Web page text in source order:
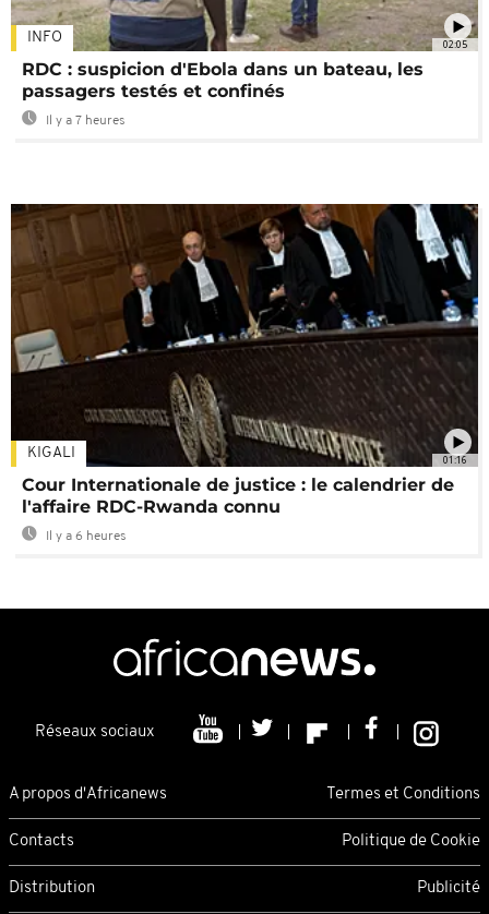
02:05
INFO
RDC : suspicion d'Ebola dans un bateau, les
passagers testés et confinés
Il y a 7 heures
01:16
KIGALI
Cour Internationale de justice : le calendrier de
l'affaire RDC-Rwanda connu
Il y a 6 heures
Réseaux sociaux
A propos d'Africanews Termes et Conditions
Contacts Politique de Cookie
Distribution Publicité